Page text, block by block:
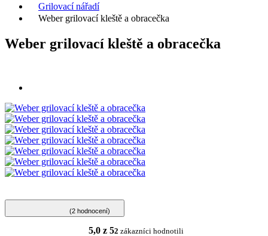
Grilovací nářadí
Weber grilovací kleště a obracečka
Weber grilovací kleště a obracečka
(2 hodnocení)
5,0 z 52 zákazníci hodnotili